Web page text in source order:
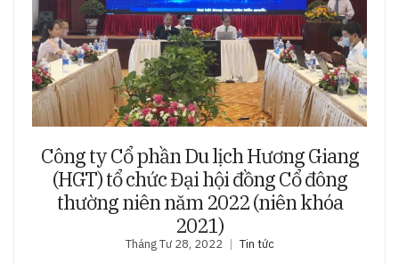
Công ty Cổ phần Du lịch Hương Giang
(HGT) tổ chức Đại hội đồng Cổ đông
thường niên năm 2022 (niên khóa
2021)
Tháng Tư 28, 2022 Tin tức